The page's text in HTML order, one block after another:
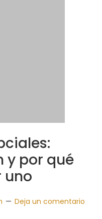
y por qué
uno
Deja un comentario